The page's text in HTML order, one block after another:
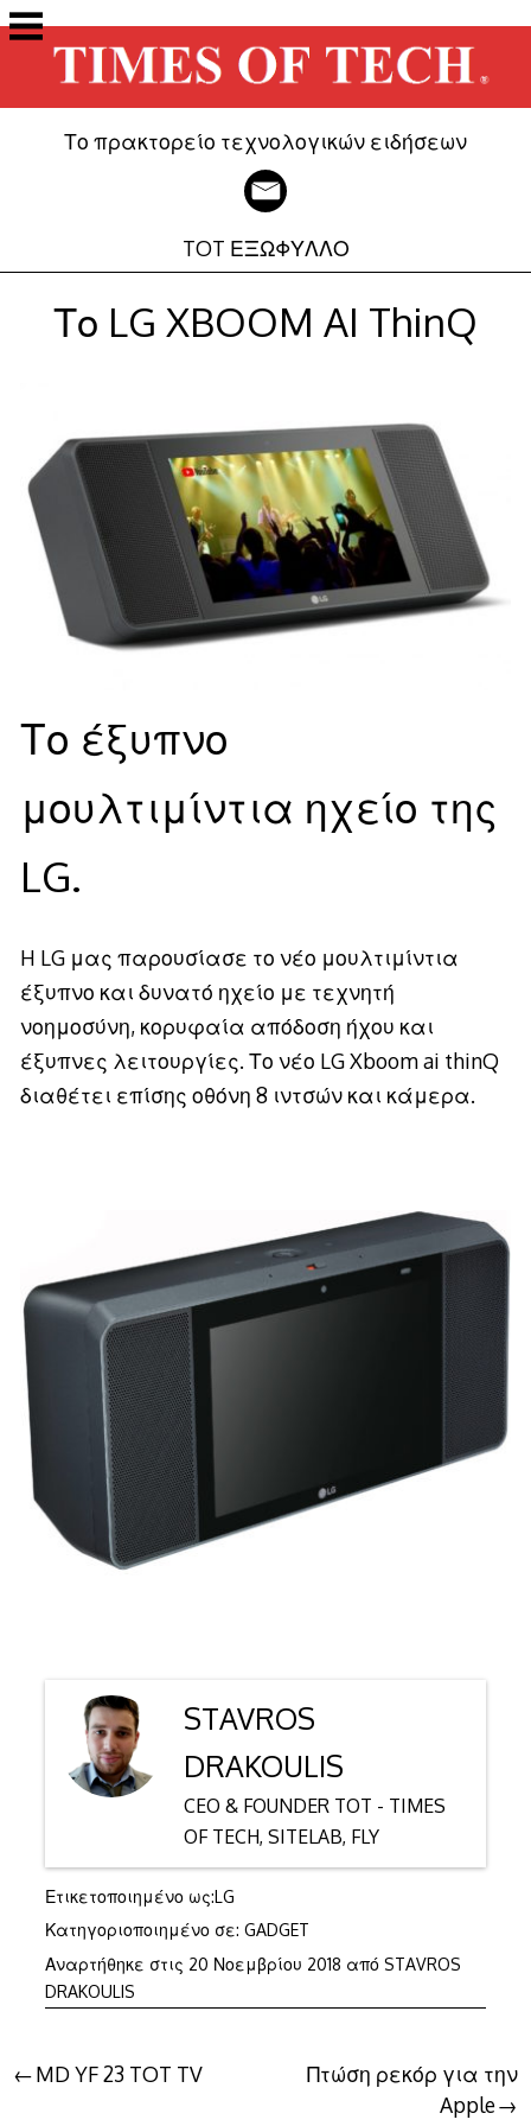
Μετάβαση
στο
περιεχόμενο
Το πρακτορείο τεχνολογικών ειδήσεων
TOT ΕΞΩΦΥΛΛΟ
Το LG XBOOM AI ThinQ
Το έξυπνο
μουλτιμίντια ηχείο της
LG.
H LG μας παρουσίασε το νέο μουλτιμίντια
έξυπνο και δυνατό ηχείο με τεχνητή
νοημοσύνη, κορυφαία απόδοση ήχου και
έξυπνες λειτουργίες. Το νέο LG Xboom ai thinQ
διαθέτει επίσης οθόνη 8 ιντσών και κάμερα.
STAVROS
DRAKOULIS
CEO & FOUNDER TOT - TIMES
OF TECH, SITELAB, FLY
Ετικετοποιημένο ως:LG
Κατηγοριοποιημένο σε: GADGET
Αναρτήθηκε στις 20 Νοεμβρίου 2018 από STAVROS
DRAKOULIS
Πλοήγηση
MD YF 23 TOT TV
Πτώση ρεκόρ για την
Apple